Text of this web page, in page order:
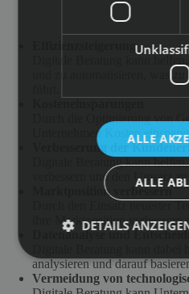
Effizienzsteigerung
Digitale Beratung kann
und zu automatisieren, was
Durch die Optimierung von
Unternehmen Kosten
Verbesserung der
Digitale Beratung kann
verbessern und den Umsatz
Marktposition verbessern
Durch den Einsatz neuester
ihre Marktposition
Datenanalyse und
Digitale Beratung kann dabei
analysieren und darauf
Vermeidung von
ALLE
ALLE
DETAILS